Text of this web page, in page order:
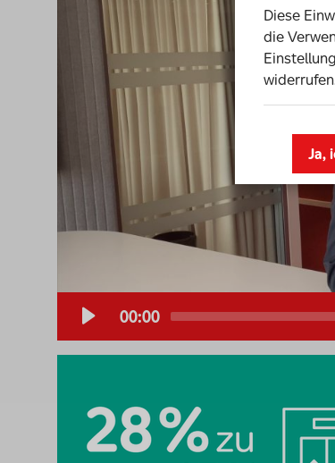
00:00
Diese
die
Ja,